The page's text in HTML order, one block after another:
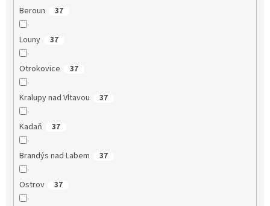
Beroun 37
Louny 37
Otrokovice 37
Kralupy nad Vltavou 37
Kadaň 37
Brandýs nad Labem 37
Ostrov 37